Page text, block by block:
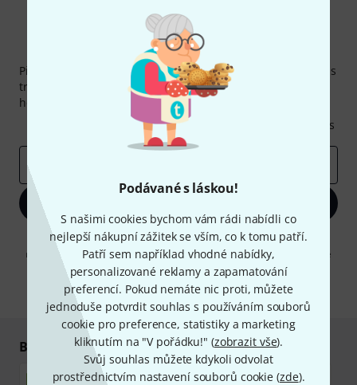
Podávané s láskou!
S našimi cookies bychom vám rádi nabídli co
nejlepší nákupní zážitek se vším, co k tomu patří.
Patří sem například vhodné nabídky,
personalizované reklamy a zapamatování
preferencí. Pokud nemáte nic proti, můžete
jednoduše potvrdit souhlas s používáním souborů
cookie pro preference, statistiky a marketing
kliknutím na "V pořádku!" (zobrazit vše).
Svůj souhlas můžete kdykoli odvolat
prostřednictvím nastavení souborů cookie (zde).
Thomann newsletter
Přihlaste se k odběru Thomann newsletteru v angličtině a s
trochou štěstí vyhrajte jeden z50 dárkových kupónů
hodnotě
Inspirativní příspěvky
Nabídky Thomann Insights
Kliknutím na "Zaregistrujte se" souhlasíte s přijímáním e-mailových
reklam a měřením chování při používání e-mailů. Odhlášení je možné
kdykoliv. Další informace naleznete v naší sekciOchrana údajů
* Požadováno
Bezpečný nákup i platba